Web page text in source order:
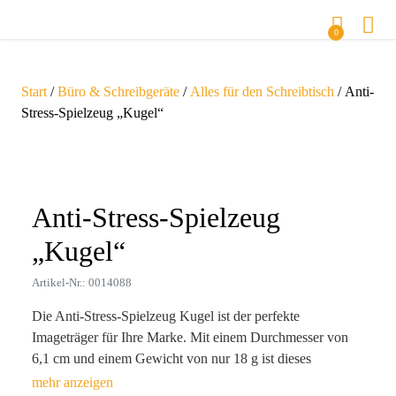
0
Start /Büro & Schreibgeräte / Alles für den Schreibtisch / Anti-
Stress-Spielzeug „Kugel“
Anti-Stress-Spielzeug
„Kugel“
Artikel-Nr.: 0014088
Die Anti-Stress-Spielzeug Kugel ist der perfekte
Imageträger für Ihre Marke. Mit einem Durchmesser von
6,1 cm und einem Gewicht von nur 18 g ist dieses
haptische Werbemittel nicht nur handlich, sondern auch